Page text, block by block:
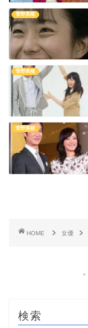
菅野美穂
菅野美穂
菅野美穂
HOME 女優
検索